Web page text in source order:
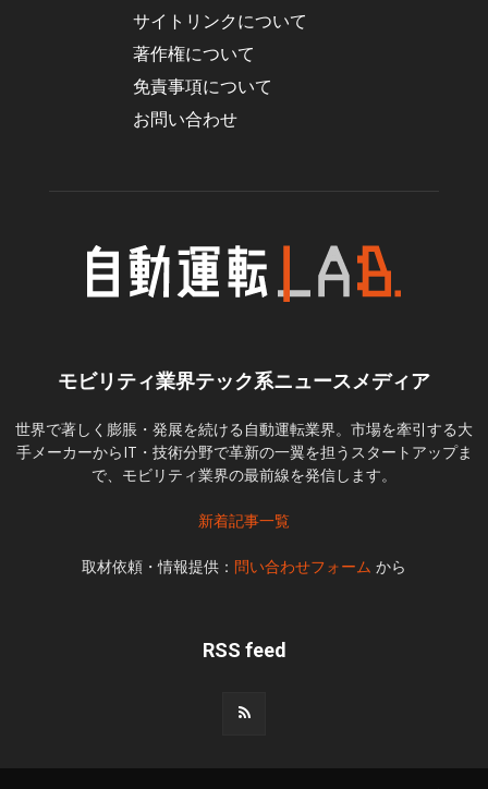
サイトリンクについて
著作権について
免責事項について
お問い合わせ
モビリティ業界テック系ニュースメディア
世界で著しく膨脹・発展を続ける自動運転業界。市場を牽引する大
手メーカーからIT・技術分野で革新の一翼を担うスタートアップま
で、モビリティ業界の最前線を発信します。
新着記事一覧
取材依頼・情報提供： 問い合わせフォーム から
RSS feed